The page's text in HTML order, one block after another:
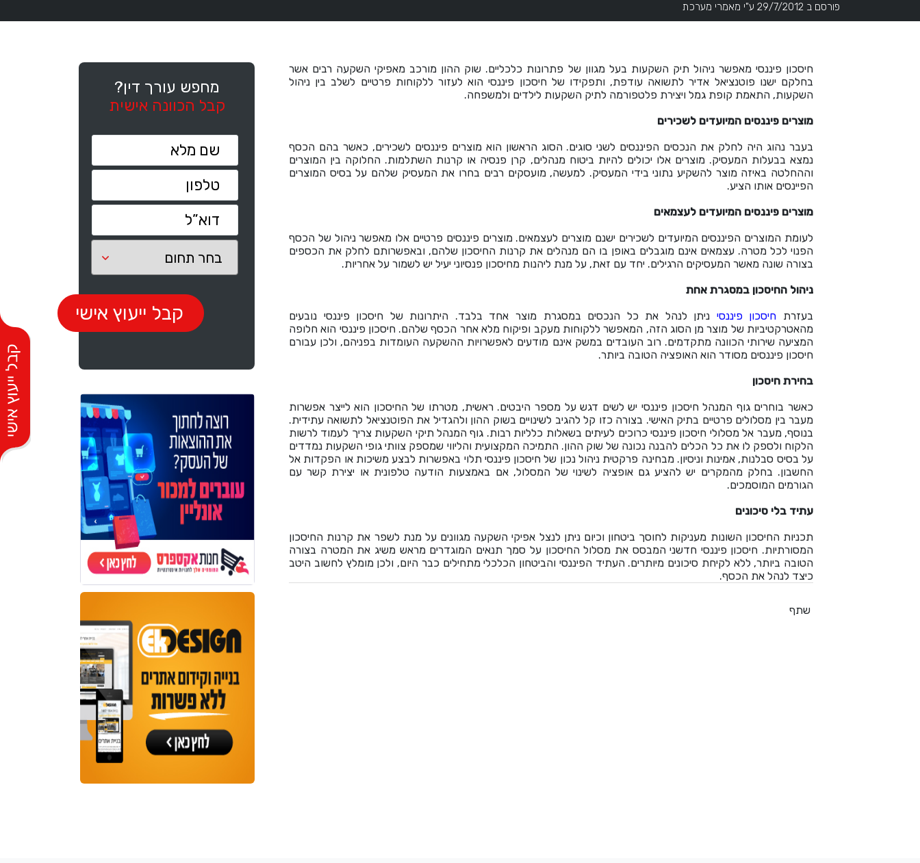
פורסם ב 29/7/2012 ע"י מאמרי מערכת
חיסכון פיננסי מאפשר ניהול תיק השקעות בעל מגוון של פתרונות כלכליים. שוק ההון מורכב מאפיקי השקעה רבים אשר
בחלקם ישנו פוטנציאל אדיר לתשואה עודפת, ותפקידו של חיסכון פיננסי הוא לעזור ללקוחות פרטיים לשלב בין ניהול
השקעות, התאמת קופת גמל ויצירת פלטפורמה לתיק השקעות לילדים ולמשפחה.
מוצרים פיננסים המיועדים לשכירים
בעבר נהוג היה לחלק את הנכסים הפיננסים לשני סוגים. הסוג הראשון הוא מוצרים פיננסים לשכירים, כאשר בהם הכסף
נמצא בבעלות המעסיק. מוצרים אלו יכולים להיות ביטוח מנהלים, קרן פנסיה או קרנות השתלמות. החלוקה בין המוצרים
וההחלטה באיזה מוצר להשקיע נתוני בידי המעסיק. למעשה, מועסקים רבים בחרו את המעסיק שלהם על בסיס המוצרים
הפיינסים אותו הציע.
מוצרים פיננסים המיועדים לעצמאים
לעומת המוצרים הפיננסים המיועדים לשכירים ישנם מוצרים לעצמאים. מוצרים פיננסים פרטיים אלו מאפשר ניהול של הכסף
הפנוי לכל מטרה. עצמאים אינם מוגבלים באופן בו הם מנהלים את קרנות החיסכון שלהם, ובאפשרותם לחלק את הכספים
בצורה שונה מאשר המעסיקים הרגילים. יחד עם זאת, על מנת ליהנות מחיסכון פנסיוני יעיל יש לשמור על אחריות.
ניהול החיסכון במסגרת אחת
בעזרת חיסכון פיננסי ניתן לנהל את כל הנכסים במסגרת מוצר אחד בלבד. היתרונות של חיסכון פיננסי נובעים
מהאטרקטיביות של מוצר מן הסוג הזה, המאפשר ללקוחות מעקב ופיקוח מלא אחר הכסף שלהם. חיסכון פיננסי הוא חלופה
המציעה שירותי הכוונה מתקדמים. רוב העובדים במשק אינם מודעים לאפשרויות ההשקעה העומדות בפניהם, ולכן עבורם
חיסכון פיננסים מסודר הוא האופציה הטובה ביותר.
בחירת חיסכון
כאשר בוחרים גוף המנהל חיסכון פיננסי יש לשים דגש על מספר היבטים. ראשית, מטרתו של החיסכון הוא לייצר אפשרות
מעבר בין מסלולים פרטיים בתיק האישי. בצורה כזו קל להגיב לשינויים בשוק ההון ולהגדיל את הפוטנציאל לתשואה עתידית.
בנוסף, מעבר אל מסלולי חיסכון פיננסי כרוכים לעיתים בשאלות כלליות רבות. גוף המנהל תיקי השקעות צריך לעמוד לרשות
הלקוח ולספק לו את כל הכלים להבנה נכונה של שוק ההון. התמיכה המקצועית והליווי שמספק צוותי גופי השקעות נמדדים
על בסיס סבלנות, אמינות וניסיון. מבחינה פרקטית ניהול נכון של חיסכון פיננסי תלוי באפשרות לבצע משיכות או הפקדות אל
החשבון. בחלק מהמקרים יש להציע גם אופציה לשינוי של המסלול, אם באמצעות הודעה טלפונית או יצירת קשר עם
הגורמים המוסמכים.
עתיד בלי סיכונים
תכניות החיסכון השונות מעניקות לחוסך ביטחון וכיום ניתן לנצל אפיקי השקעה מגוונים על מנת לשפר את קרנות החיסכון
המסורתיות. חיסכון פיננסי חדשני המבסס את מסלול החיסכון על סמך תנאים המוגדרים מראש משיג את המטרה בצורה
הטובה ביותר, ללא לקיחת סיכונים מיותרים. העתיד הפיננסי והביטחון הכלכלי מתחילים כבר היום, ולכן מומלץ לחשוב היטב
כיצד לנהל את הכסף.
שתף
מחפש עורך דין?
קבל הכוונה אישית